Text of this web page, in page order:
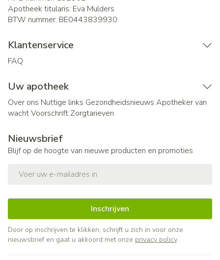
Apotheek titularis: Eva Mulders
BTW nummer: BE0443839930
Klantenservice
FAQ
Uw apotheek
Over ons Nuttige links Gezondheidsnieuws Apotheker van
wachtVoorschrift Zorgtarieven
Nieuwsbrief
Blijf op de hoogte van nieuwe producten en promoties
Inschrijven
Door op inschrijven te klikken, schrijft u zich in voor onze
nieuwsbrief en gaat u akkoord met onze privacy policy.